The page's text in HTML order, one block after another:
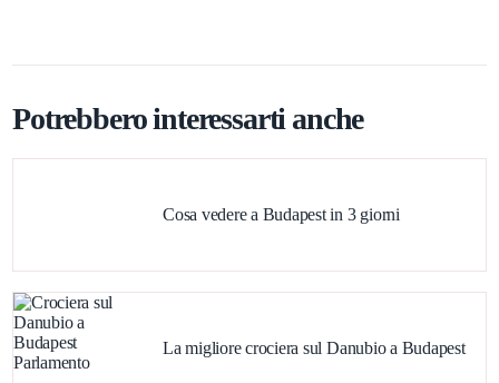
Potrebbero interessarti anche
Cosa vedere a Budapest in 3 giorni
La migliore crociera sul Danubio a Budapest